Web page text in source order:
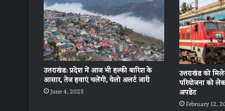
उत्तराखंड: प्रदेश में आज भी हल्की बारिश के
आसार, तेज हवाएं चलेंगी, येलो अलर्ट जारी
June 4, 2025
उत्तराखंड को
परियोजना को
अपडेट
February 12,